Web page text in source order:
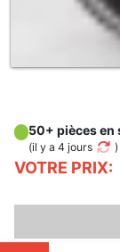
VOTRE PRIX:
50+ pièces en
(il y a 4 jours )